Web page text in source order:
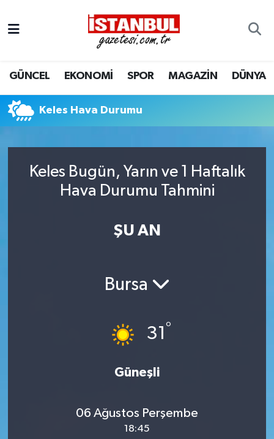
GÜNCEL EKONOMİ SPOR MAGAZİN DÜNYA
Keles Hava Durumu
Keles Bugün, Yarın ve 1 Haftalık
Hava Durumu Tahmini
ŞU AN
Bursa
31 °
Güneşli
06 Ağustos Perşembe
18:45
EKONOMİ
İSTANBUL
SPOR
Nöbetçi Eczaneler
Hava Durumu
Trafik Durumu
Tüm Manşetler